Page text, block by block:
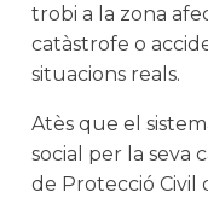
trobi a la zona
catàstrofe o
situacions reals.
Atès que el
social per la seva
de Protecció Civil